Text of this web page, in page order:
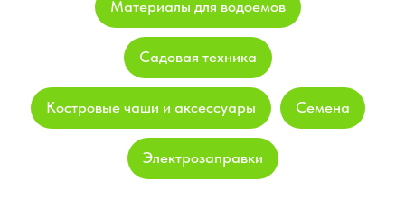
Материалы для водоемов
Садовая техника
Костровые чаши и аксессуары Семена
Электрозаправки